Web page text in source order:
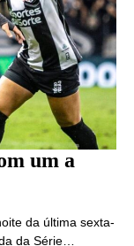
um a
da última sexta-
da Série…